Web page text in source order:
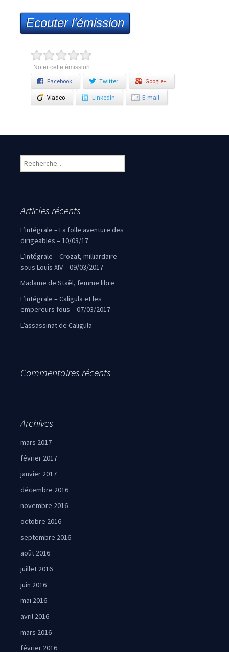
Ecouter l'émission
Noter cette émission
Facebook Twitter Google+
Viadeo LinkedIn E-mail
Rechercher :
Articles récents
L’intégrale – La folle aventure des
dirigeables – 10/03/17
L’intégrale – Crozat, milliardaire
sous Louis XIV – 09/03/2017
Madame de Staël, femme libre
L’intégrale – Caligula et les
empereurs fous – 07/03/2017
L’assassinat de Caligula
Commentaires récents
Archives
mars 2017
février 2017
janvier 2017
décembre 2016
novembre 2016
octobre 2016
septembre 2016
août 2016
juillet 2016
juin 2016
mai 2016
avril 2016
mars 2016
février 2016